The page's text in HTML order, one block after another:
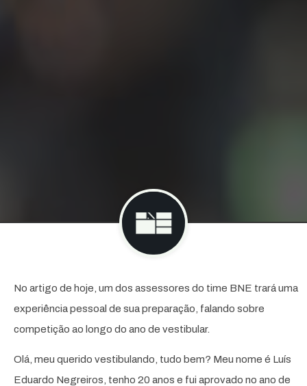
No artigo de hoje, um dos assessores do time BNE trará uma
experiência pessoal de sua preparação, falando sobre
competição ao longo do ano de vestibular.
Olá, meu querido vestibulando, tudo bem? Meu nome é Luís
Eduardo Negreiros, tenho 20 anos e fui aprovado no ano de